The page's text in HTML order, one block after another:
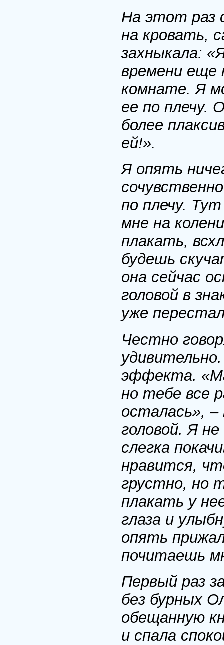
На этот раз
на кровать,
захныкала:
времени еще
комнате. Я
ее по плечу.
более
ей!».
Я опять
по плечу.
мне на
плакать,
будешь
она сейчас
головой в
уже
Честно
эффекта.
но тебе все
осталась», –
головой. Я
слегка
нравится,
грустно, но
плакать у
глаза и
опять
почитаешь
Первый раз
без бурных
обещанную
и спала